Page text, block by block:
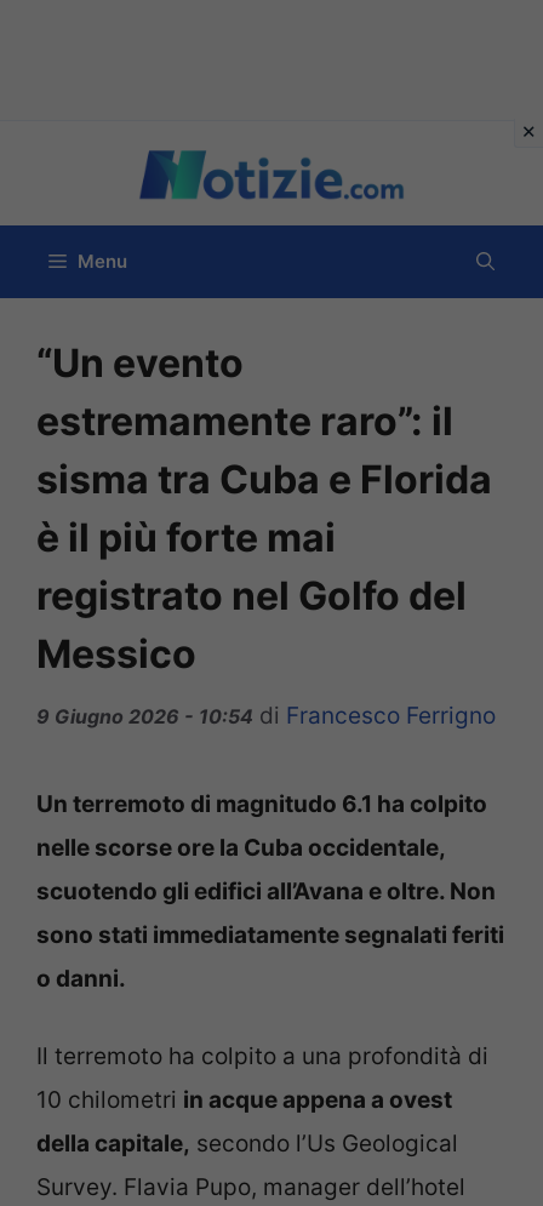
contenuto
Menu
“Un evento
estremamente raro”: il
sisma tra Cuba e Florida
è il più forte mai
registrato nel Golfo del
Messico
9 Giugno 2026 - 10:54 di Francesco Ferrigno
Un terremoto di magnitudo 6.1 ha colpito
nelle scorse ore la Cuba occidentale,
scuotendo gli edifici all’Avana e oltre. Non
sono stati immediatamente segnalati feriti
o danni.
Il terremoto ha colpito a una profondità di
10 chilometri in acque appena a ovest
della capitale, secondo l’Us Geological
Survey. Flavia Pupo, manager dell’hotel